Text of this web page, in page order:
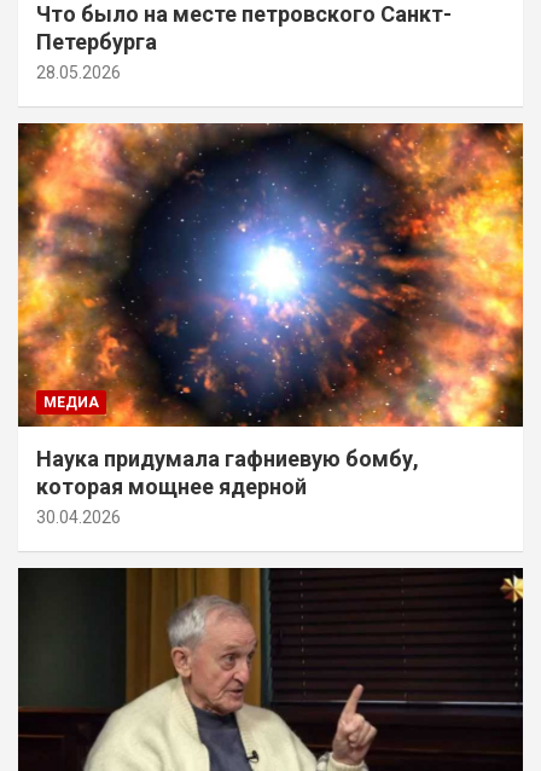
Что было на месте петровского Санкт-
Петербурга
28.05.2026
МЕДИА
Наука придумала гафниевую бомбу,
которая мощнее ядерной
30.04.2026